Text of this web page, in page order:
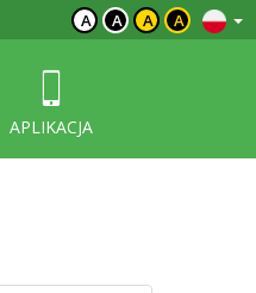
A A A A
APLIKACJA